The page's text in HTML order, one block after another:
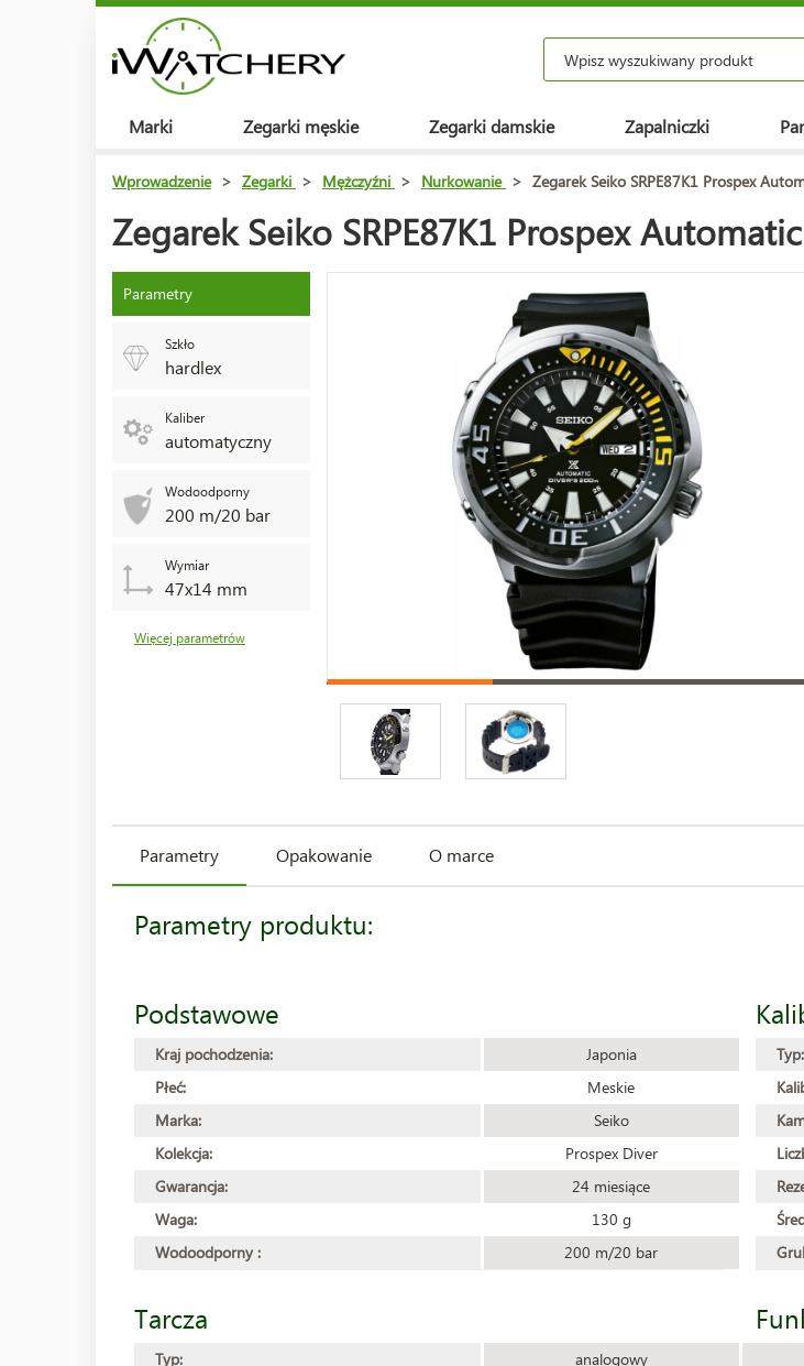
Marki Zegarki męskie Zegarki damskie Zapalniczki
Wprowadzenie > Zegarki > Mężczyźni > Nurkowanie > Zegarek Seiko SRPE87K1 Prospex
Zegarek Seiko SRPE87K1 Prospex
Parametry
Szkło
hardlex
Kaliber
automatyczny
Wodoodporny
200 m/20 bar
Wymiar
47x14 mm
Więcej parametrów
Parametry Opakowanie O marce
Parametry produktu:
Podstawowe
Kraj pochodzenia:
Japonia
Płeć:
Meskie
Marka:
Seiko
Kolekcja:
Prospex Diver
Gwarancja:
24 miesiące
Waga:
130 g
Wodoodporny :
200 m/20 bar
Tarcza
Typ:
analogowy
Typ: